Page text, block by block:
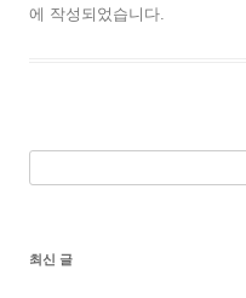
에 작성되었습니다.
최신 글